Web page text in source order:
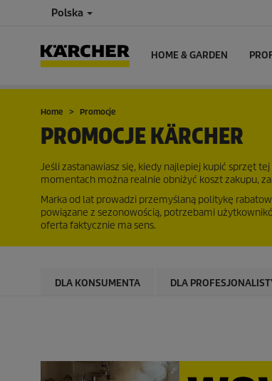
Polska
HOME & GARDEN
Home Promocje
PROMOCJE KÄRCHER
Jeśli zastanawiasz się, kiedy najlepiej kupić sprzęt
momentach można realnie obniżyć koszt zakupu,
Marka od lat prowadzi przemyślaną politykę
powiązane z sezonowością, potrzebami
oferta faktycznie ma sens.
DLA KONSUMENTA DLA